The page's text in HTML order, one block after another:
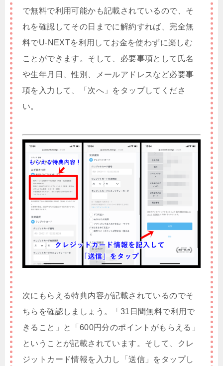
で無料で利用可能かも記載されているので、そ
れを確認してその日までに解約すれば、完全無
料でU-NEXTを利用してお金を使わずに楽しむ
ことができます。そして、必要事項として氏名
や生年月日、性別、メールアドレスなど必要事
項を入力して、「次へ」をタップしてくださ
い。
次にもらえる特典内容が記載されているのでそ
ちらを確認しましょう。「31日間無料で利用で
きること」と「600円分のポイントがもらえる」
ということが記載されています。そして、クレ
ジットカード情報を入力し「送信」をタップし